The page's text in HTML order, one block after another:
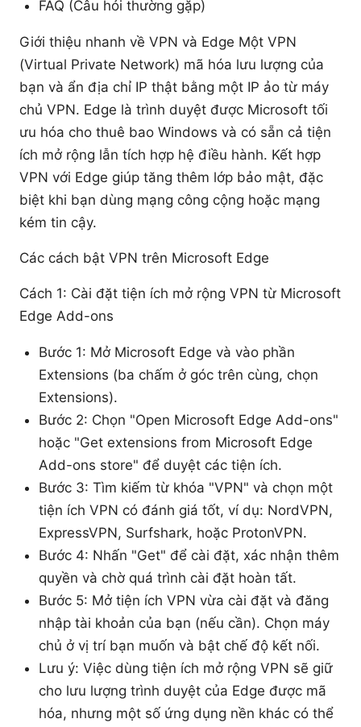
FAQ (Câu hỏi thường gặp)
Giới thiệu nhanh về VPN và Edge Một VPN
(Virtual Private Network) mã hóa lưu lượng của
bạn và ẩn địa chỉ IP thật bằng một IP ảo từ máy
chủ VPN. Edge là trình duyệt được Microsoft tối
ưu hóa cho thuê bao Windows và có sẵn cả tiện
ích mở rộng lẫn tích hợp hệ điều hành. Kết hợp
VPN với Edge giúp tăng thêm lớp bảo mật, đặc
biệt khi bạn dùng mạng công cộng hoặc mạng
kém tin cậy.
Các cách bật VPN trên Microsoft Edge
Cách 1: Cài đặt tiện ích mở rộng VPN từ Microsoft
Edge Add-ons
Bước 1: Mở Microsoft Edge và vào phần
Extensions (ba chấm ở góc trên cùng, chọn
Extensions).
Bước 2: Chọn "Open Microsoft Edge Add-ons"
hoặc "Get extensions from Microsoft Edge
Add-ons store" để duyệt các tiện ích.
Bước 3: Tìm kiếm từ khóa "VPN" và chọn một
tiện ích VPN có đánh giá tốt, ví dụ: NordVPN,
ExpressVPN, Surfshark, hoặc ProtonVPN.
Bước 4: Nhấn "Get" để cài đặt, xác nhận thêm
quyền và chờ quá trình cài đặt hoàn tất.
Bước 5: Mở tiện ích VPN vừa cài đặt và đăng
nhập tài khoản của bạn (nếu cần). Chọn máy
chủ ở vị trí bạn muốn và bật chế độ kết nối.
Lưu ý: Việc dùng tiện ích mở rộng VPN sẽ giữ
cho lưu lượng trình duyệt của Edge được mã
hóa, nhưng một số ứng dụng nền khác có thể